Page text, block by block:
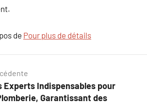
de Pour plus de détails
Experts Indispensables pour
Garantissant des